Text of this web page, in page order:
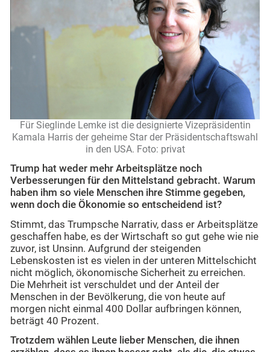
Für Sieglinde Lemke ist die designierte Vizepräsidentin
Kamala Harris der geheime Star der Präsidentschaftswahl
in den USA. Foto: privat
Trump hat weder mehr Arbeitsplätze noch
Verbesserungen für den Mittelstand gebracht. Warum
haben ihm so viele Menschen ihre Stimme gegeben,
wenn doch die Ökonomie so entscheidend ist?
Stimmt, das Trumpsche Narrativ, dass er Arbeitsplätze
geschaffen habe, es der Wirtschaft so gut gehe wie nie
zuvor, ist Unsinn. Aufgrund der steigenden
Lebenskosten ist es vielen in der unteren Mittelschicht
nicht möglich, ökonomische Sicherheit zu erreichen.
Die Mehrheit ist verschuldet und der Anteil der
Menschen in der Bevölkerung, die von heute auf
morgen nicht einmal 400 Dollar aufbringen können,
beträgt 40 Prozent.
Trotzdem wählen Leute lieber Menschen, die ihnen